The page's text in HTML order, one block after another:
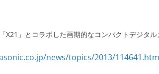
」とコラボした画期的なコンパクトデジタル